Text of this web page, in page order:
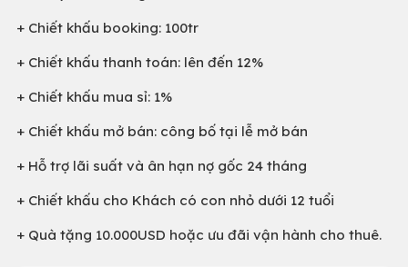
+ Chiết khấu booking: 100tr
+ Chiết khấu thanh toán: lên đến 12%
+ Chiết khấu mua sỉ: 1%
+ Chiết khấu mở bán: công bố tại lễ mở bán
+ Hỗ trợ lãi suất và ân hạn nợ gốc 24 tháng
+ Chiết khấu cho Khách có con nhỏ dưới 12 tuổi
+ Quà tặng 10.000USD hoặc ưu đãi vận hành cho thuê.